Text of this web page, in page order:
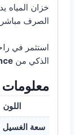
خزان المياه
الصرف
استثمر في
الذكي من
معلومات
اللون
سعة